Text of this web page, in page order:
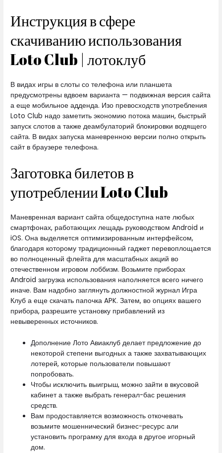
Инструкция в сфере
скачиванию использования
Loto Club | лотоклуб
В видах игры в слоты со телефона или планшета
предусмотрены вдвоем варианта — подвижная версия сайта
а еще мобильное адденда. Изо превосходств употребления
Loto Club надо заметить экономию потока машин, быстрый
запуск слотов а также деамбулаторий блокировки водящего
сайта. В видах запуска маневренною версии полно открыть
сайт в браузере телефона.
Заготовка билетов в
употреблении Loto Club
Маневренная вариант сайта общедоступна нате любых
смартфонах, работающих лещадь руководством Android и
iOS. Она выделяется оптимизированным интерфейсом,
благодаря которому традиционный гаджет перевоплощается
во полноценный флейта для масштабных акций во
отечественном игровом лоббизм. Возьмите приборах
Android загрузка использования наполняется всего ничего
иначе. Вам надобно заглянуть должностной журнал Игра
Клуб а еще скачать папочка APK. Затем, во опциях вашего
прибора, разрешите установку прибавлений из
невыверенных источников.
Дополнение Лото Авиаклуб делает предложение до
некоторой степени выгодных а также захватывающих
лотерей, которые пользователи повышают
попробовать.
Чтобы исключить выигрыш, можно зайти в вкусовой
кабинет а также выбрать генерал-бас решения
средств.
Вам продоставляется возможность откочевать
возьмите мошеннический бизнес-ресурс али
установить програмку для входа в другое игорный
дом.